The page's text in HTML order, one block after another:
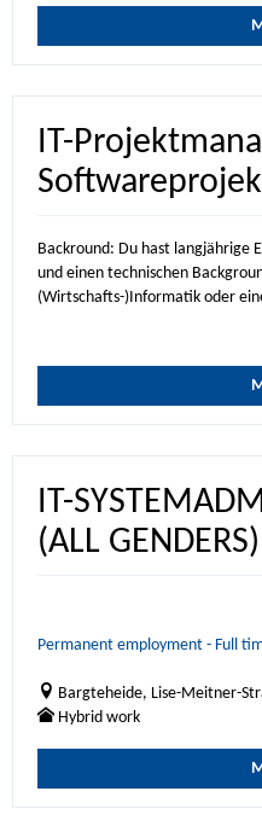
IT-
Backround: Du hast langjährige
und einen technischen
(Wirtschafts-)Informatik oder
IT-
(ALL GENDERS)
Permanent employment - Full
Bargteheide, Lise-Meitner-
Hybrid work